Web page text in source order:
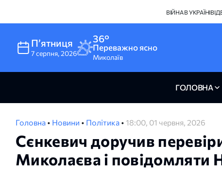
ВІЙНА В УКРАЇНІ
Пʼятниця
7серпня,2026
36°
Переважно ясно
Миколаїв
ГОЛОВНА
Головна • Новини • Політика • 18:00, 01 червня, 2026
Сєнкевич доручив
Миколаєва і